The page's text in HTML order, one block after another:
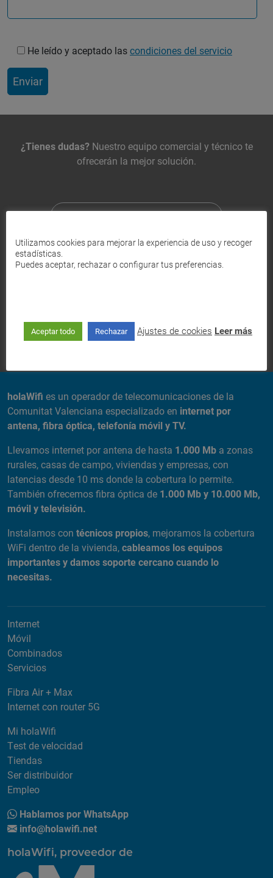
He leído y aceptado lascondiciones del servicio
¿Tienes dudas?Nuestro equipo comercial y técnico te
ofrecerán la mejor solución.
WHATSAPP SOPORTE 671 113 113
holaWifi es un operador de telecomunicaciones de la
Comunitat Valenciana especializado en internet por
antena, fibra óptica, telefonía móvil y TV.
Llevamos internet por antena de hasta 1.000 Mb a zonas
rurales, casas de campo, viviendas y empresas, con
latencias desde 10 ms donde la cobertura lo permite.
También ofrecemos fibra óptica de 1.000 Mb y 10.000 Mb,
móvil y televisión.
Instalamos con técnicos propios, mejoramos la cobertura
WiFi dentro de la vivienda,cableamos los equipos
importantes y damos soporte cercano cuando lo
necesitas.
Internet
Móvil
Combinados
Servicios
Fibra Air + Max
Internet con router 5G
Mi holaWifi
Test de velocidad
Tiendas
Ser distribuidor
Empleo
Hablamos por WhatsApp
info@holawifi.net
holaWifi, proveedor de
Utilizamos cookies para mejorar la experiencia de uso y recoger
estadísticas.
Puedes aceptar, rechazar o configurar tus preferencias.
Aceptar todo Rechazar Ajustes de cookies Leer más